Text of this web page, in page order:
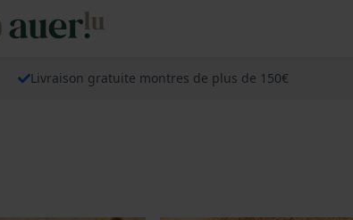
Livraison gratuite montres de plus de 150€